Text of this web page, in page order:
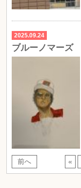
2025.09.24
ブルーノマーズ
前へ «